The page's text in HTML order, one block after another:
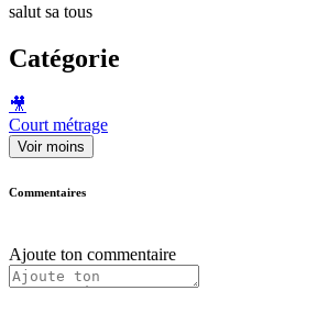
salut sa tous
Catégorie
🎥
Court métrage
Voir moins
Commentaires
Ajoute ton commentaire